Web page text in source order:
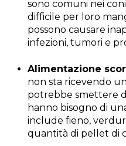
sono comuni nei
difficile per loro
possono causare
infezioni, tumori e
Alimentazione
non sta ricevendo
potrebbe smettere
hanno bisogno di
include fieno,
quantità di pellet di